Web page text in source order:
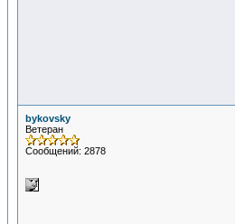
bykovsky
Ветеран
Сообщений: 2878